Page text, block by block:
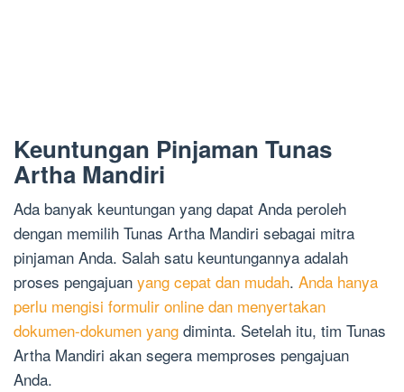
Keuntungan Pinjaman Tunas
Artha Mandiri
Ada banyak keuntungan yang dapat Anda peroleh
dengan memilih Tunas Artha Mandiri sebagai mitra
pinjaman Anda. Salah satu keuntungannya adalah
proses pengajuan yang cepat dan mudah. Anda hanya
perlu mengisi formulir online dan menyertakan
dokumen-dokumen yang diminta. Setelah itu, tim Tunas
Artha Mandiri akan segera memproses pengajuan
Anda.